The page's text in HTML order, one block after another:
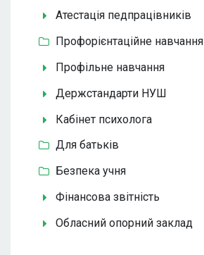
Атестація педпрацівників
Профорієнтаційне навчання
Профільне навчання
Держстандарти НУШ
Кабінет психолога
Для батьків
Безпека учня
Фінансова звітність
Обласний опорний заклад